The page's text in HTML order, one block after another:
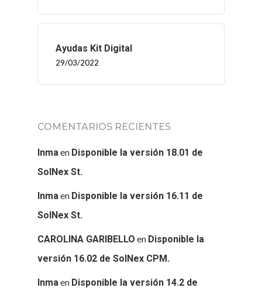
Ayudas Kit Digital
29/03/2022
COMENTARIOS RECIENTES
Inmaen Disponible la versión 18.01 de
SolNex St.
Inmaen Disponible la versión 16.11 de
SolNex St.
CAROLINA GARIBELLO en Disponible la
versión 16.02 de SolNex CPM.
Inmaen Disponible la versión 14.2 de